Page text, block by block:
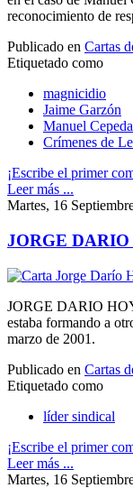
reconocimiento de
Publicado en Cartas
Etiquetado como
magnicidio
Jaime Garzón
Manuel Cepeda
Crímenes de
¡Escribe el primer
Leer más ...
Martes, 16
JORGE DARIO
JORGE DARIO
estaba formando a
marzo de 2001.
Publicado en Cartas
Etiquetado como
líder sindical
¡Escribe el primer
Leer más ...
Martes, 16